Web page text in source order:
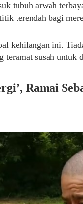
tubuh arwah
terendah bagi
kehilangan ini.
teramat susah untuk
Ramai